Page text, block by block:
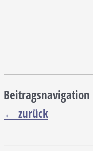
Beitragsnavigation
← zurück